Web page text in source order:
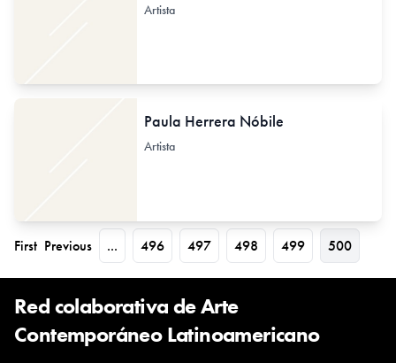
Artista
Paula Herrera Nóbile
Artista
First Previous ... 496 497 498 499 500
Red colaborativa de Arte
Contemporáneo Latinoamericano